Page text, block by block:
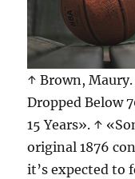
↑ Brown,
Dropped Below
15 Years». ↑
original 1876
it’s expected to